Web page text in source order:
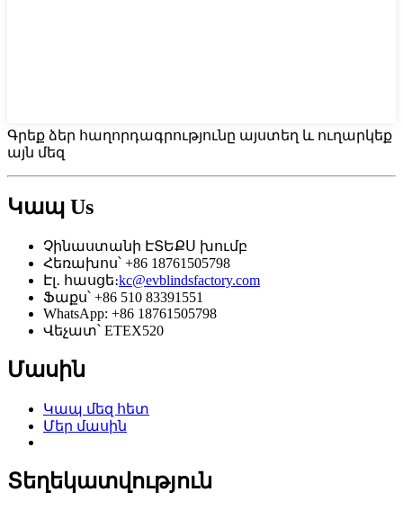
Գրեք ձեր հաղորդագրությունը այստեղ և ուղարկեք
այն մեզ
Կապ Us
Չինաստանի ԷՏԵՔՍ խումբ
Հեռախոս՝ +86 18761505798
Էլ․ հասցե։kc@evblindsfactory.com
Ֆաքս՝ +86 510 83391551
WhatsApp: +86 18761505798
Վեչատ՝ ETEX520
Մասին
Կապ մեզ հետ
Մեր մասին
Տեղեկատվություն